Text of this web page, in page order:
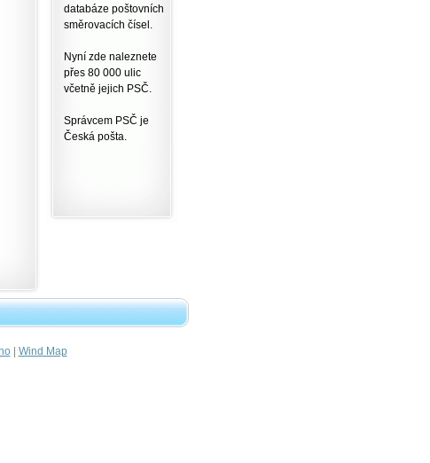
databáze poštovních
směrovacích čísel.
Nyní zde naleznete
přes 80 000 ulic
včetně jejich PSČ.
Správcem PSČ je
Česká pošta.
| Wind Map